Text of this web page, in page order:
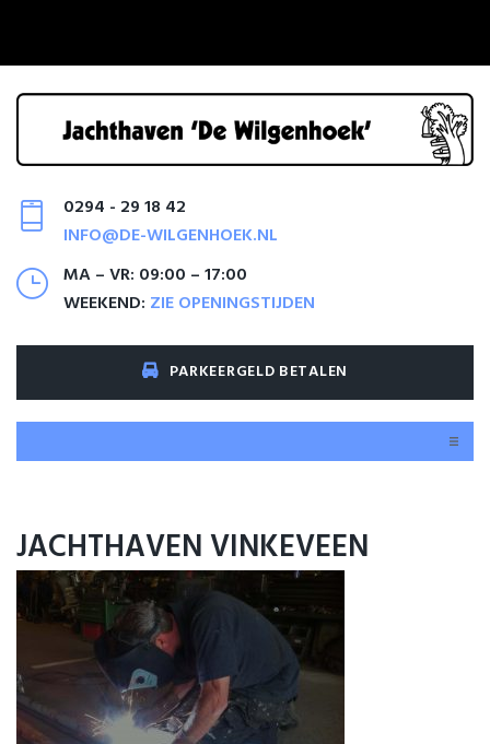
0294 - 29 18 42
INFO@DE-WILGENHOEK.NL
MA – VR: 09:00 – 17:00
WEEKEND: ZIE OPENINGSTIJDEN
PARKEERGELD BETALEN
Ligplaatsen
Service
Informatie
Portfolio
JACHTHAVEN VINKEVEEN